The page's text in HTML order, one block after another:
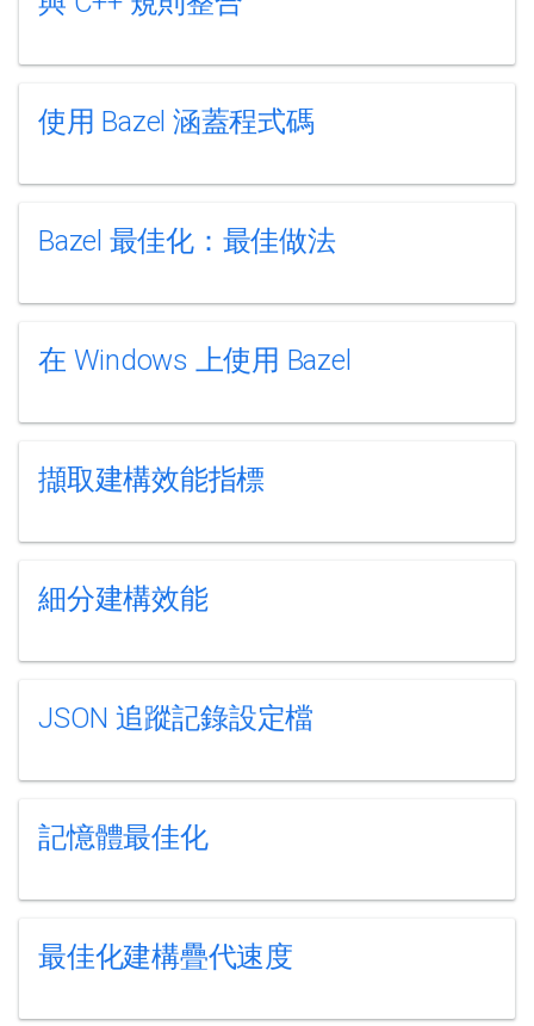
使用 Bazel 涵蓋程式碼
Bazel 最佳化：最佳做法
在 Windows 上使用 Bazel
擷取建構效能指標
細分建構效能
JSON 追蹤記錄設定檔
記憶體最佳化
最佳化建構疊代速度